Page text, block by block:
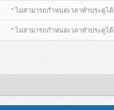
* ไม่สามารถกำหนดเวลาทำประตูได้
* ไม่สามารถกำหนดเวลาทำประตูได้